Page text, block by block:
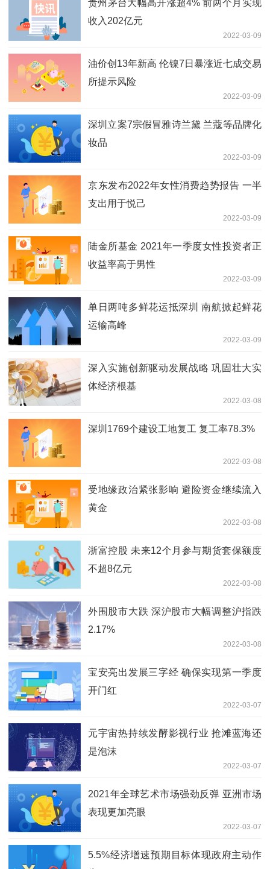
贵州茅台大幅高开涨超4% 前两个月实现
收入202亿元
2022-03-09
油价创13年新高 伦镍7日暴涨近七成交易
所提示风险
2022-03-09
深圳立案7宗假冒雅诗兰黛 兰蔻等品牌化
妆品
2022-03-09
京东发布2022年女性消费趋势报告 一半
支出用于悦己
2022-03-09
陆金所基金 2021年一季度女性投资者正
收益率高于男性
2022-03-09
单日两吨多鲜花运抵深圳 南航掀起鲜花
运输高峰
2022-03-09
深入实施创新驱动发展战略 巩固壮大实
体经济根基
2022-03-08
深圳1769个建设工地复工 复工率78.3%
2022-03-08
受地缘政治紧张影响 避险资金继续流入
黄金
2022-03-08
浙富控股 未来12个月参与期货套保额度
不超8亿元
2022-03-08
外围股市大跌 深沪股市大幅调整沪指跌
2.17%
2022-03-08
宝安亮出发展三字经 确保实现第一季度
开门红
2022-03-07
元宇宙热持续发酵影视行业 抢滩蓝海还
是泡沫
2022-03-07
2021年全球艺术市场强劲反弹 亚洲市场
表现更加亮眼
2022-03-07
5.5%经济增速预期目标体现政府主动作